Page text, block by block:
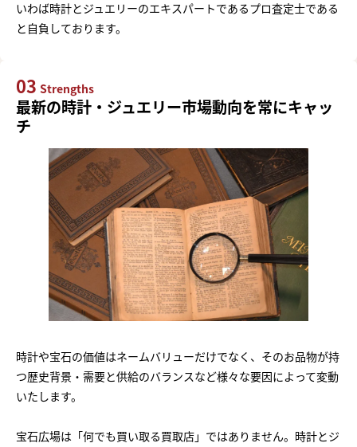
いわば時計とジュエリーのエキスパートであるプロ査定士である
と自負しております。
03 Strengths
最新の時計・ジュエリー市場動向を常にキャッ
チ
時計や宝石の価値はネームバリューだけでなく、そのお品物が持
つ歴史背景・需要と供給のバランスなど様々な要因によって変動
いたします。
宝石広場は「何でも買い取る買取店」ではありません。時計とジ